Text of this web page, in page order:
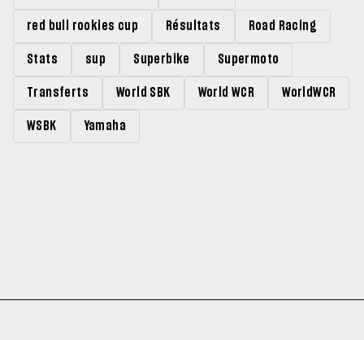
red bull rookies cup Résultats Road Racing
Stats sup Superbike Supermoto
Transferts World SBK World WCR WorldWCR
WSBK Yamaha